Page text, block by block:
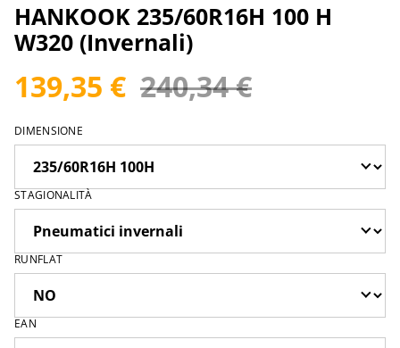
HANKOOK 235/60R16H 100 H
W320 (Invernali)
139,35 € 240,34 €
DIMENSIONE
STAGIONALITÀ
RUNFLAT
EAN